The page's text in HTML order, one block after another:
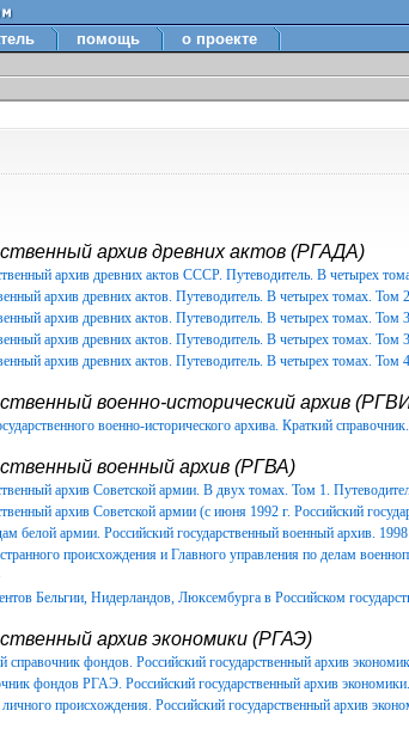
помощь о проекте
архив древних актов (РГАДА)
архив древних актов СССР. Путеводитель. В четырех
архив древних актов. Путеводитель. В четырех томах. Том
архив древних актов. Путеводитель. В четырех томах. Том
архив древних актов. Путеводитель. В четырех томах. Том
архив древних актов. Путеводитель. В четырех томах. Том
военно-исторический архив
военно-исторического архива. Краткий
военный архив (РГВА)
архив Советской армии. В двух томах. Том 1.
архив Советской армии (с июня 1992 г. Российский
белой армии. Российский государственный военный архив. 1998
происхождения и Главного управления по делам
Бельгии, Нидерландов, Люксембурга в Российском
архив экономики (РГАЭ)
справочник фондов. Российский государственный архив
фондов РГАЭ. Российский государственный архив
происхождения. Российский государственный архив